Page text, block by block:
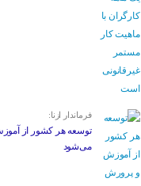
فرماندار ازنا:
توسعه هر کشور از
می‌شود